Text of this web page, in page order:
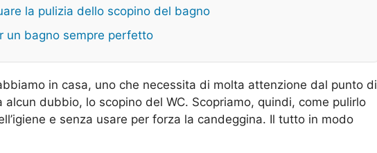
la pulizia dello scopino del bagno
un bagno sempre perfetto
in casa, uno che necessita di molta attenzione dal punto di
alcun dubbio, lo scopino del WC. Scopriamo, quindi, come pulirlo
e senza usare per forza la candeggina. Il tutto in modo